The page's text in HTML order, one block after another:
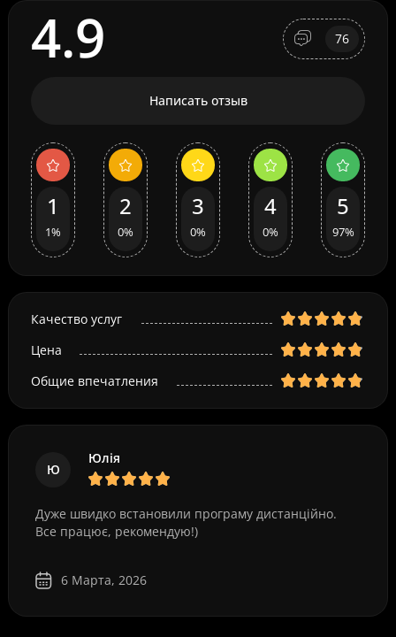
4.9 76
Написать отзыв
1
1%
2
0%
3
0%
4
0%
5
97%
Качество услуг
Цена
Общие впечатления
Ю
Юлія
Дуже швидко встановили програму дистанційно.
Все працює, рекомендую!)
6 Марта, 2026